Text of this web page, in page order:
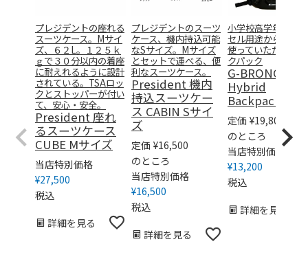
プレジデントの座れる
スーツケース。Mサイ
ズ、６２L。１２５ｋ
ｇで３０分以内の着座
に耐えれるように設計
されている。TSAロッ
クとストッパーが付い
て、安心・安全。
President 座れ
るスーツケース
CUBE Mサイズ
当店特別価格
¥27,500
税込
詳細を見る
プレジデントのスーツ
ケース、機内持込可能
なSサイズ。Mサイズ
とセットで運べる、便
利なスーツケース。
President 機内
持込スーツケー
ス CABIN Sサイ
ズ
定価 ¥16,500
のところ
当店特別価格
¥16,500
税込
詳細を見る
小学校高学年のラ
セル用途から大人
使っていただける
クパック
G-BRONCO
Hybrid
Backpack S
定価 ¥19,800
のところ
当店特別価格
¥13,200
税込
詳細を見る